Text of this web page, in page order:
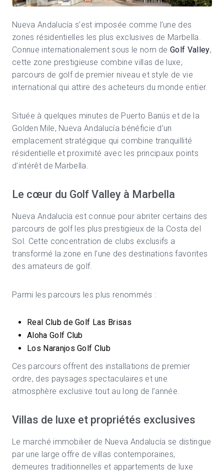
Nueva Andalucía s’est imposée comme l’une des
zones résidentielles les plus exclusives de Marbella.
Connue internationalement sous le nom deGolf Valley,
cette zone prestigieuse combine villas de luxe,
parcours de golf de premier niveau et style de vie
international qui attire des acheteurs du monde entier.
Située à quelques minutes de Puerto Banús et de la
Golden Mile, Nueva Andalucía bénéficie d’un
emplacement stratégique qui combine tranquillité
résidentielle et proximité avec les principaux points
d’intérêt de Marbella.
Le cœur du Golf Valley à Marbella
Nueva Andalucía est connue pour abriter certains des
parcours de golf les plus prestigieux de la Costa del
Sol. Cette concentration de clubs exclusifs a
transformé la zone en l’une des destinations favorites
des amateurs de golf.
Parmi les parcours les plus renommés :
Real Club de Golf Las Brisas
Aloha Golf Club
Los Naranjos Golf Club
Ces parcours offrent des installations de premier
ordre, des paysages spectaculaires et une
atmosphère exclusive tout au long de l’année.
Villas de luxe et propriétés exclusives
Le marché immobilier de Nueva Andalucía se distingue
par une large offre de villas contemporaines,
demeures traditionnelles et appartements de luxe